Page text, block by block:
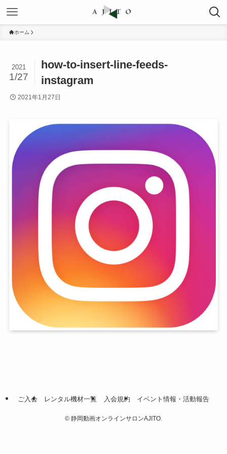
ホーム
how-to-insert-line-feeds-
instagram
2021
1/27
2021年1月27日
ご入会 レンタル機材一覧 入会規約 イベント情報・活動報告
© 静岡動画オンラインサロンAJITO.